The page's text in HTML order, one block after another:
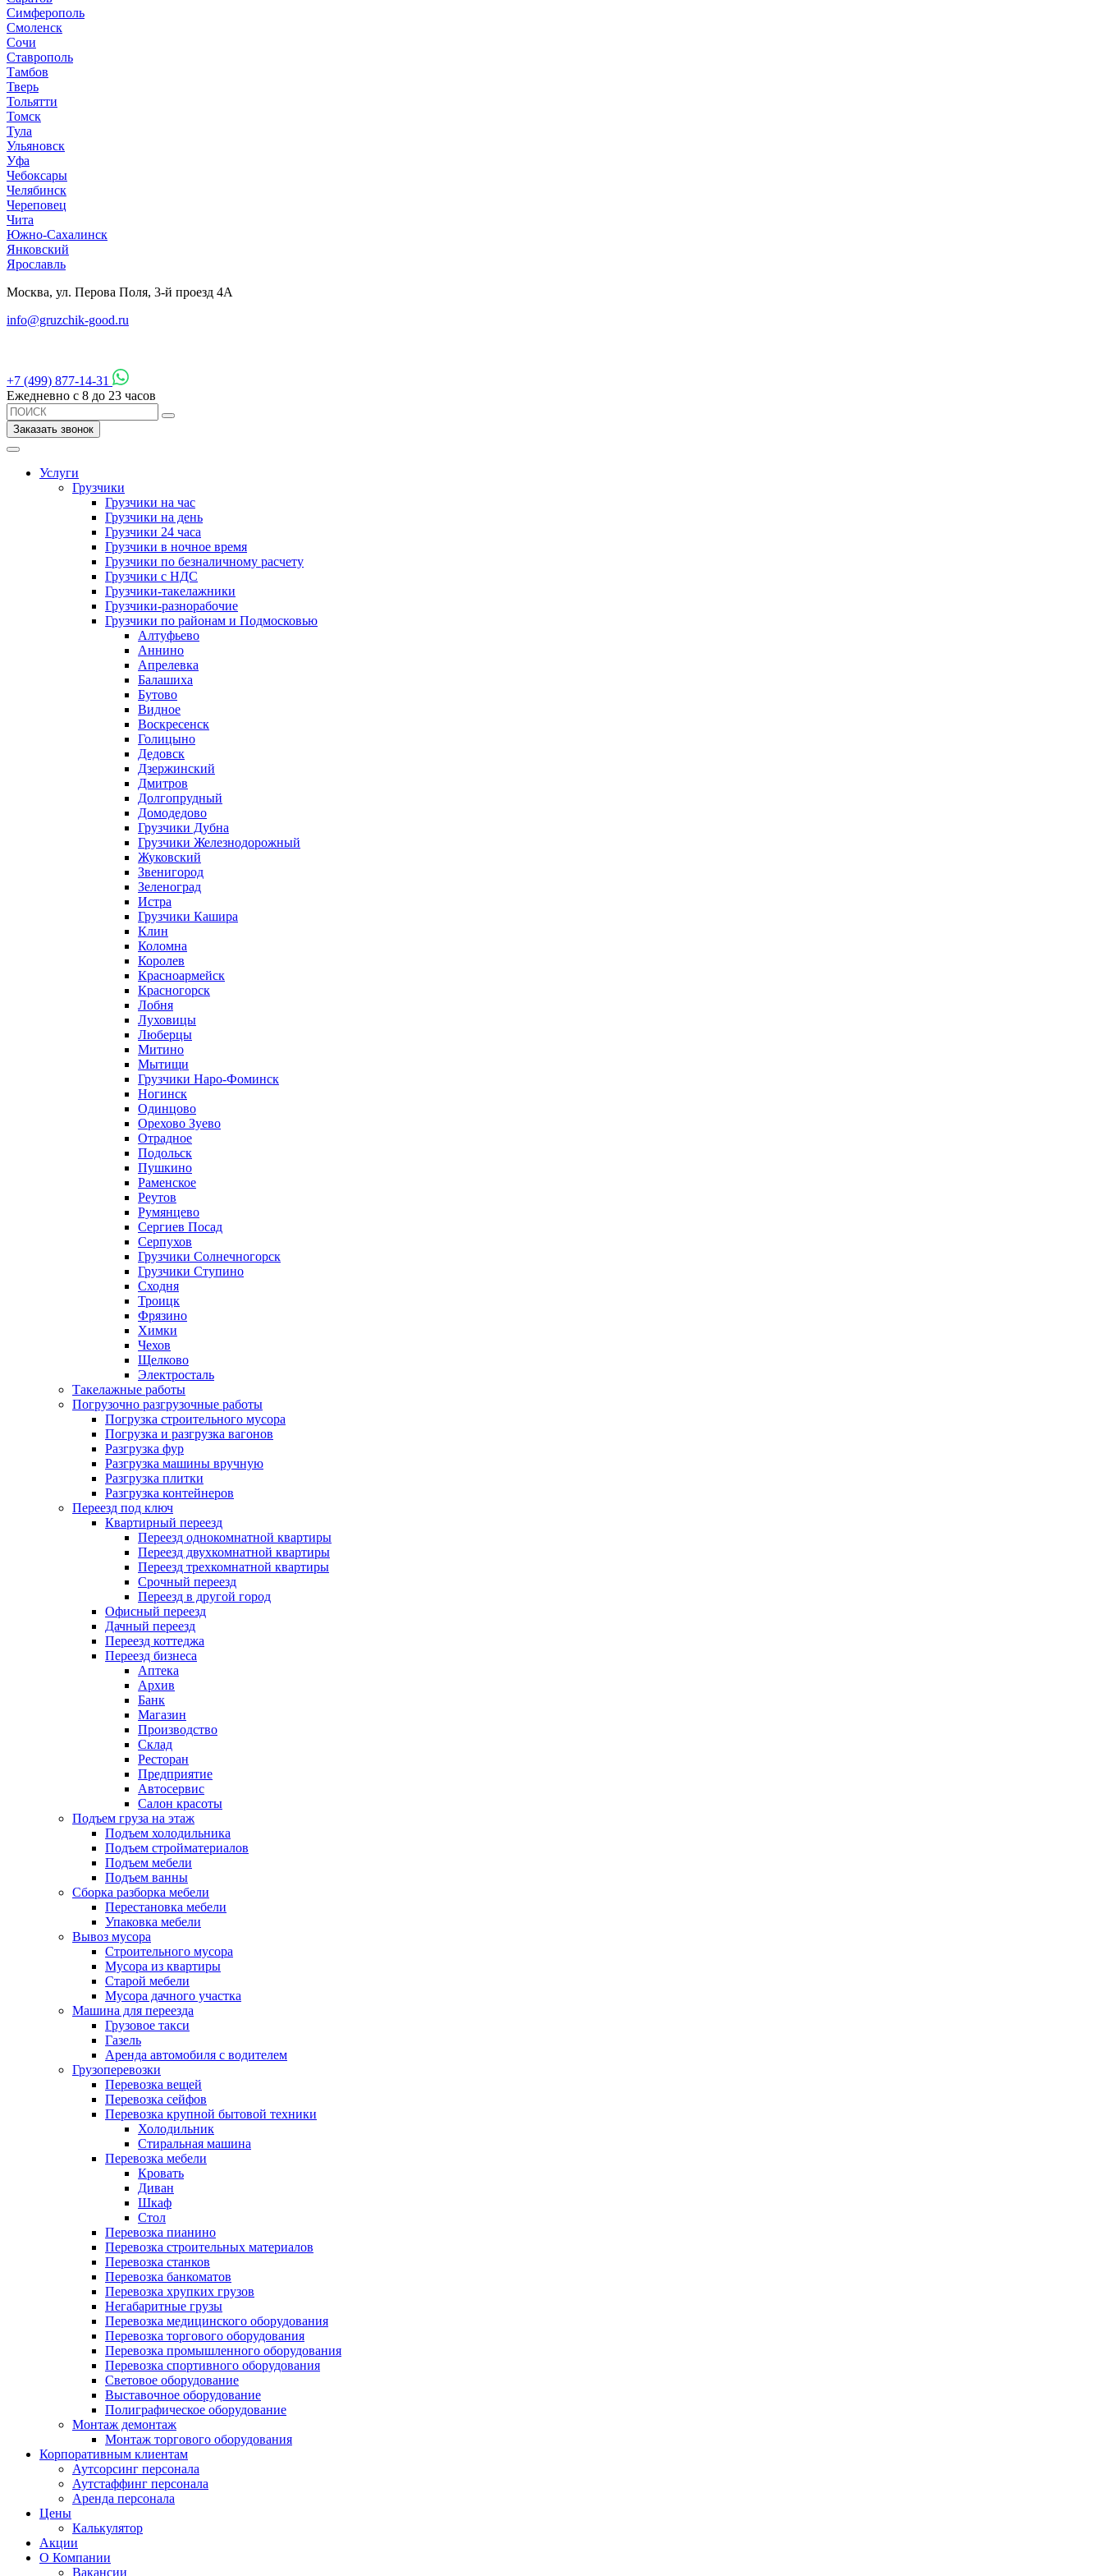
Симферополь
Смоленск
Сочи
Ставрополь
Тамбов
Тверь
Тольятти
Томск
Тула
Ульяновск
Уфа
Чебоксары
Челябинск
Череповец
Чита
Южно-Сахалинск
Янковский
Ярославль
Москва, ул. Перова Поля, 3-й проезд 4А
info@gruzchik-good.ru
+7 (499) 877-14-31
Ежедневно с 8 до 23 часов
Заказать звонок
Услуги
Грузчики
Грузчики на час
Грузчики на день
Грузчики 24 часа
Грузчики в ночное время
Грузчики по безналичному расчету
Грузчики с НДС
Грузчики-такелажники
Грузчики-разнорабочие
Грузчики по районам и Подмосковью
Алтуфьево
Аннино
Апрелевка
Балашиха
Бутово
Видное
Воскресенск
Голицыно
Дедовск
Дзержинский
Дмитров
Долгопрудный
Домодедово
Грузчики Дубна
Грузчики Железнодорожный
Жуковский
Звенигород
Зеленоград
Истра
Грузчики Кашира
Клин
Коломна
Королев
Красноармейск
Красногорск
Лобня
Луховицы
Люберцы
Митино
Мытищи
Грузчики Наро-Фоминск
Ногинск
Одинцово
Орехово Зуево
Отрадное
Подольск
Пушкино
Раменское
Реутов
Румянцево
Сергиев Посад
Серпухов
Грузчики Солнечногорск
Грузчики Ступино
Сходня
Троицк
Фрязино
Химки
Чехов
Щелково
Электросталь
Такелажные работы
Погрузочно разгрузочные работы
Погрузка строительного мусора
Погрузка и разгрузка вагонов
Разгрузка фур
Разгрузка машины вручную
Разгрузка плитки
Разгрузка контейнеров
Переезд под ключ
Квартирный переезд
Переезд однокомнатной квартиры
Переезд двухкомнатной квартиры
Переезд трехкомнатной квартиры
Срочный переезд
Переезд в другой город
Офисный переезд
Дачный переезд
Переезд коттеджа
Переезд бизнеса
Аптека
Архив
Банк
Магазин
Производство
Склад
Ресторан
Предприятие
Автосервис
Салон красоты
Подъем груза на этаж
Подъем холодильника
Подъем стройматериалов
Подъем мебели
Подъем ванны
Сборка разборка мебели
Перестановка мебели
Упаковка мебели
Вывоз мусора
Строительного мусора
Мусора из квартиры
Старой мебели
Мусора дачного участка
Машина для переезда
Грузовое такси
Газель
Аренда автомобиля с водителем
Грузоперевозки
Перевозка вещей
Перевозка сейфов
Перевозка крупной бытовой техники
Холодильник
Стиральная машина
Перевозка мебели
Кровать
Диван
Шкаф
Стол
Перевозка пианино
Перевозка строительных материалов
Перевозка станков
Перевозка банкоматов
Перевозка хрупких грузов
Негабаритные грузы
Перевозка медицинского оборудования
Перевозка торгового оборудования
Перевозка промышленного оборудования
Перевозка спортивного оборудования
Световое оборудование
Выставочное оборудование
Полиграфическое оборудование
Монтаж демонтаж
Монтаж торгового оборудования
Корпоративным клиентам
Аутсорсинг персонала
Аутстаффинг персонала
Аренда персонала
Цены
Калькулятор
Акции
О Компании
Вакансии